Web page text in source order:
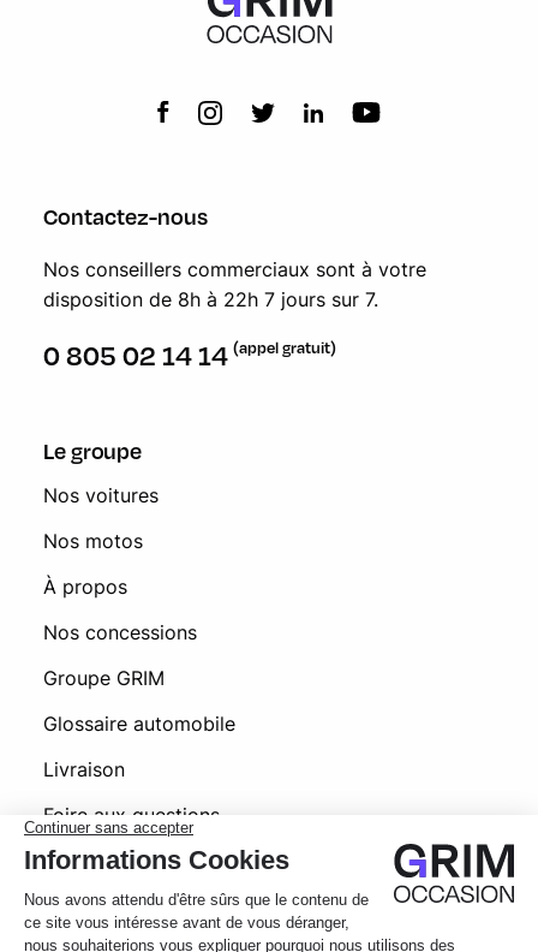
Contactez-nous
Nos conseillers commerciaux sont à votre
disposition de 8h à 22h 7 jours sur 7.
0 805 02 14 14 (appel gratuit)
Le groupe
Nos voitures
Nos motos
À propos
Nos concessions
Groupe GRIM
Glossaire automobile
Livraison
Foire aux questions
© 2026 Grim Occasion